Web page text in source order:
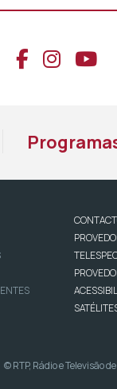
Aceder
© RTP, Rádio e Televisão